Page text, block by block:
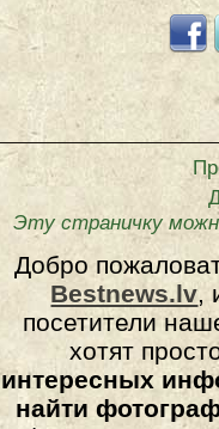
Эту страничку
Добро
Bestnews.lv,
посетители
хотят
интересных
найти